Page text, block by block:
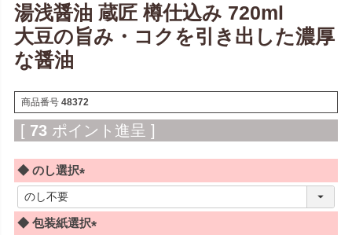
湯浅醤油 蔵匠 樽仕込み 720ml
大豆の旨み・コクを引き出した濃厚
な醤油
商品番号 48372
[ 73 ポイント進呈 ]
◆ のし選択
必
須
◆ 包装紙選択